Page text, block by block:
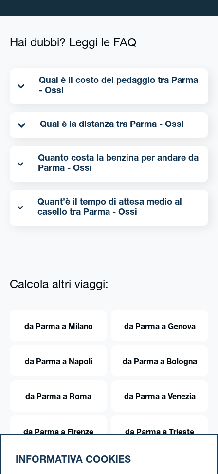
Hai dubbi? Leggi le FAQ
Qual è il costo del pedaggio tra Parma
- Ossi
Qual è la distanza tra Parma - Ossi
Quanto costa la benzina per andare da
Parma - Ossi
Quant’è il tempo di attesa medio al
casello tra Parma - Ossi
Calcola altri viaggi:
da Parma a Milano da Parma a Genova
da Parma a Napoli da Parma a Bologna
da Parma a Roma da Parma a Venezia
da Parma a Firenze da Parma a Trieste
INFORMATIVA COOKIES